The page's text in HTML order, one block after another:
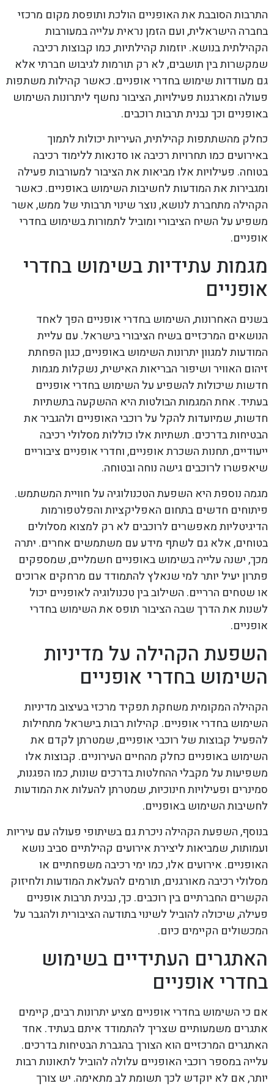
התרבות הסובבת את האופניים הולכת ותופסת מקום מרכזי
בחברה הישראלית, ועם הזמן נראית עלייה במעורבות
הקהילתית בנושא. יוזמות קהילתיות, כמו קבוצות רכיבה
שמקשרות בין תושבים, לא רק תורמות לגיבוש חברתי אלא
גם מעודדות שימוש בחדרי אופניים. כאשר קהילות משתפות
פעולה ומארגנות פעילויות, הציבור נחשף ליתרונות השימוש
באופניים וכך נבנית תרבות רוכבים.
כחלק מהשתתפות קהילתית, העיריות יכולות לתמוך
באירועים כמו תחרויות רכיבה או סדנאות ללימוד רכיבה
בטוחה. פעילויות אלו מביאות את הציבור למעורבות פעילה
ומגבירות את המודעות לחשיבות השימוש באופניים. כאשר
הקהילה מתחברת לנושא, נוצר שינוי תרבותי של ממש, אשר
משפיע על השיח הציבורי ומוביל לתמורות בשימוש בחדרי
אופניים.
מגמות עתידיות בשימוש בחדרי
אופניים
בשנים האחרונות, השימוש בחדרי אופניים הפך לאחד
הנושאים המרכזיים בשיח הציבורי בישראל. עם עליית
המודעות למגוון יתרונות השימוש באופניים, כגון הפחתת
זיהום האוויר ושיפור הבריאות האישית, נשקלות מגמות
חדשות שיכולות להשפיע על השימוש בחדרי אופניים
בעתיד. אחת המגמות הבולטות היא ההשקעה בתשתיות
חדשות, שמיועדות להקל על רוכבי האופניים ולהגביר את
הבטיחות בדרכים. תשתיות אלו כוללות מסלולי רכיבה
ייעודיים, תחנות השכרת אופניים, וחדרי אופניים ציבוריים
שיאפשרו לרוכבים גישה נוחה ובטוחה.
מגמה נוספת היא השפעת הטכנולוגיה על חוויית המשתמש.
פיתוחים חדשים בתחום האפליקציות והפלטפורמות
הדיגיטליות מאפשרים לרוכבים לא רק למצוא מסלולים
בטוחים, אלא גם לשתף מידע עם משתמשים אחרים. יתרה
מכך, ישנה עלייה בשימוש באופניים חשמליים, שמספקים
פתרון יעיל יותר למי שנאלץ להתמודד עם מרחקים ארוכים
או שטחים הרריים. השילוב בין טכנולוגיה לאופניים יכול
לשנות את הדרך שבה הציבור תופס את השימוש בחדרי
אופניים.
השפעת הקהילה על מדיניות
השימוש בחדרי אופניים
הקהילה המקומית משחקת תפקיד מרכזי בעיצוב מדיניות
השימוש בחדרי אופניים. קהילות רבות בישראל מתחילות
להפעיל קבוצות של רוכבי אופניים, שמטרתן לקדם את
השימוש באופניים כחלק מהחיים העירוניים. קבוצות אלו
משפיעות על מקבלי ההחלטות בדרכים שונות, כמו הפגנות,
סמינרים ופעילויות חינוכיות, שמטרתן להעלות את המודעות
לחשיבות השימוש באופניים.
בנוסף, השפעת הקהילה ניכרת גם בשיתופי פעולה עם עיריות
ועמותות, שמביאות ליצירת אירועים קהילתיים סביב נושא
האופניים. אירועים אלו, כמו ימי רכיבה משפחתיים או
מסלולי רכיבה מאורגנים, תורמים להעלאת המודעות ולחיזוק
הקשרים החברתיים בין רוכבים. כך, נבנית תרבות אופניים
פעילה, שיכולה להוביל לשינוי בתודעה הציבורית ולהגבר על
המכשולים הקיימים כיום.
האתגרים העתידיים בשימוש
בחדרי אופניים
אם כי השימוש בחדרי אופניים מציע יתרונות רבים, קיימים
אתגרים משמעותיים שצריך להתמודד איתם בעתיד. אחד
האתגרים המרכזיים הוא הצורך בהגברת הבטיחות בדרכים.
עלייה במספר רוכבי האופניים עלולה להוביל לתאונות רבות
יותר, אם לא יוקדש לכך תשומת לב מתאימה. יש צורך